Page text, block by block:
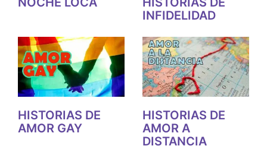
INFIDELIDAD
HISTORIAS DE
AMOR GAY
HISTORIAS DE
AMOR A
DISTANCIA